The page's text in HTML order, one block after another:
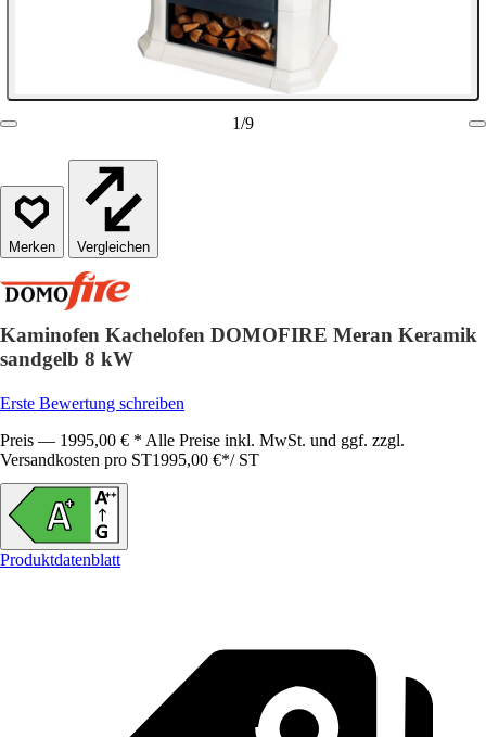
1/9
Vergleichen
Kaminofen Kachelofen DOMOFIRE Meran Keramik
sandgelb 8 kW
Erste Bewertung schreiben
Preis — 1995,00 € * Alle Preise inkl. MwSt. und ggf. zzgl.
Versandkosten pro ST1995,00 €*/ ST
Produktdatenblatt